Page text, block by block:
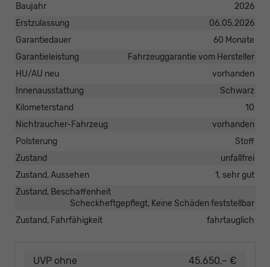
Baujahr
2026
Erstzulassung
06.05.2026
Garantiedauer
60 Monate
Garantieleistung
Fahrzeuggarantie vom Hersteller
HU/AU neu
vorhanden
Innenausstattung
Schwarz
Kilometerstand
10
Nichtraucher-Fahrzeug
vorhanden
Polsterung
Stoff
Zustand
unfallfrei
Zustand, Aussehen
1, sehr gut
Zustand, Beschaffenheit
Scheckheftgepflegt, Keine Schäden feststellbar
Zustand, Fahrfähigkeit
fahrtauglich
UVP ohne
45.650,– €